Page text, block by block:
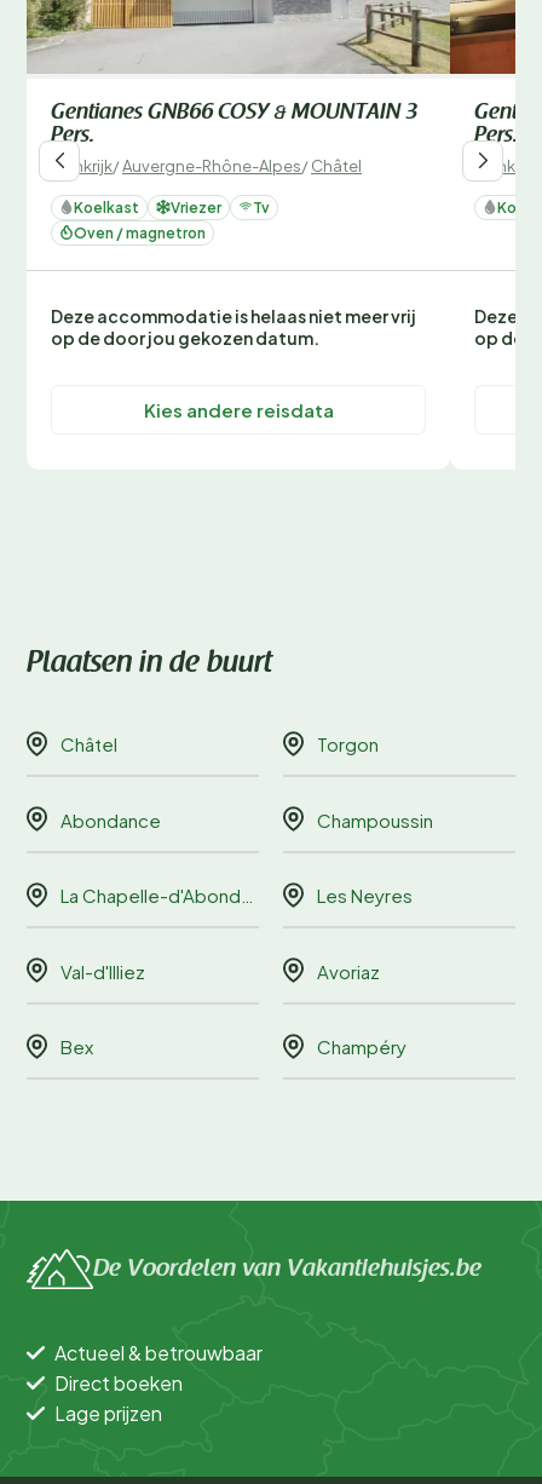
Gentianes GNB66 COSY & MOUNTAIN 3
Pers.
Frankrijk/Auvergne-Rhône-Alpes/Châtel
Koelkast Vriezer
Tv
Oven / magnetron
Deze accommodatie is helaas niet meer vrij
op de door jou gekozen datum.
Kies andere reisdata
Pers.
Frankrijk
Deze
op de
Plaatsen in de buurt
Châtel Torgon
Abondance Champoussin
La Chapelle-d'Abondance Les Neyres
Val-d'Illiez Avoriaz
Bex Champéry
De Voordelen van Vakantiehuisjes.be
Actueel & betrouwbaar
Direct boeken
Lage prijzen